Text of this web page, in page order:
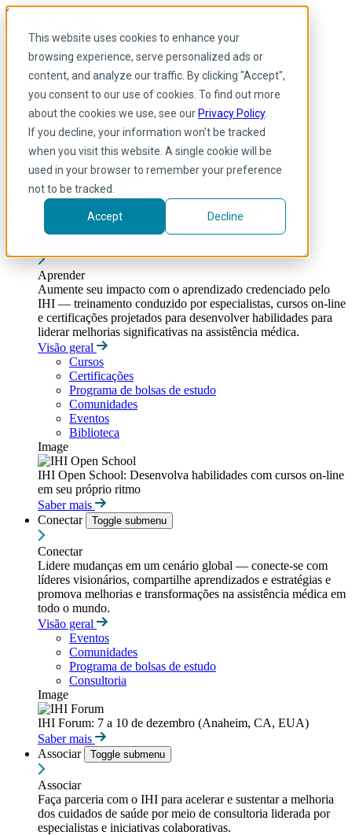
This website uses cookies to enhance your
browsing experience, serve personalized ads or
content, and analyze our traffic. By clicking "Accept",
you consent to our use of cookies. To find out more
about the cookies we use, see our Privacy Policy.
If you decline, your information won’t be tracked
when you visit this website. A single cookie will be
used in your browser to remember your preference
not to be tracked.
Accept Decline
Skip to main content
Portuguese
Arabic
Inglês
Francês
Portuguese
Spanish
Aprender
Aumente seu impacto com o aprendizado credenciado pelo
IHI — treinamento conduzido por especialistas, cursos on-line
e certificações projetados para desenvolver habilidades para
liderar melhorias significativas na assistência médica.
Visão geral
Cursos
Certificações
Programa de bolsas de estudo
Comunidades
Eventos
Biblioteca
Image
IHI Open School: Desenvolva habilidades com cursos on-line
em seu próprio ritmo
Saber mais
Conectar
Toggle submenu
Conectar
Lidere mudanças em um cenário global — conecte-se com
líderes visionários, compartilhe aprendizados e estratégias e
promova melhorias e transformações na assistência médica em
todo o mundo.
Visão geral
Eventos
Comunidades
Programa de bolsas de estudo
Consultoria
Image
IHI Forum: 7 a 10 de dezembro (Anaheim, CA, EUA)
Saber mais
Associar
Toggle submenu
Associar
Faça parceria com o IHI para acelerar e sustentar a melhoria
dos cuidados de saúde por meio de consultoria liderada por
especialistas e iniciativas colaborativas.